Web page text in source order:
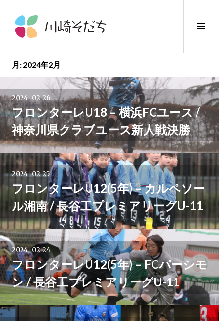
ツ
ス
キ
ッ
プ
サ
切
り
替
え
月: 2024年2月
2024-02-26
フロンターレU18 – 横浜FCユース /
神奈川県クラブユース新人戦決勝
2024-02-25
フロンターレU12(5年) – カルペソー
ル湘南 / 長谷工プレミアリーグU-11
2024-02-24
フロンターレU12(5年) – FCパーシモ
ン / 長谷工プレミアリーグU-11
投
稿
ナ
ビ
ゲ
ー
シ
ョ
ン